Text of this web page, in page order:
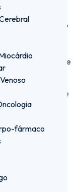
fármaco
origem no tecido
são células
celular
disseminar-se
chegar a outras
e crescer,
no homem, mas